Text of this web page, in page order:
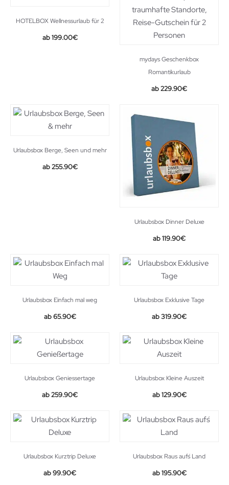
HOTELBOX Wellnessurlaub für 2
199.00€
mydays Geschenkbox
Romantikurlaub
229.90€
Urlaubsbox Berge, Seen und mehr
255.90€
Urlaubsbox Dinner Deluxe
119.90€
Urlaubsbox Einfach mal weg
65.90€
Urlaubsbox Exklusive Tage
319.90€
Urlaubsbox Geniessertage
259.90€
Urlaubsbox Kleine Auszeit
129.90€
Urlaubsbox Kurztrip Deluxe
99.90€
Urlaubsbox Raus auf´s Land
195.90€